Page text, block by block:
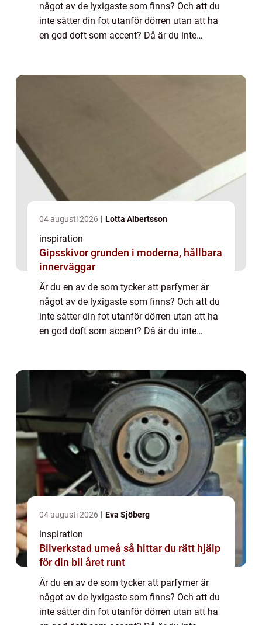
något av de lyxigaste som finns? Och att du
inte sätter din fot utanför dörren utan att ha
en god doft som accent? Då är du inte
04 augusti 2026 Lotta Albertsson
inspiration
Gipsskivor grunden i moderna, hållbara
innerväggar
Är du en av de som tycker att parfymer är
något av de lyxigaste som finns? Och att du
inte sätter din fot utanför dörren utan att ha
en god doft som accent? Då är du inte
04 augusti 2026 Eva Sjöberg
inspiration
Bilverkstad umeå så hittar du rätt hjälp
för din bil året runt
Är du en av de som tycker att parfymer är
något av de lyxigaste som finns? Och att du
inte sätter din fot utanför dörren utan att ha